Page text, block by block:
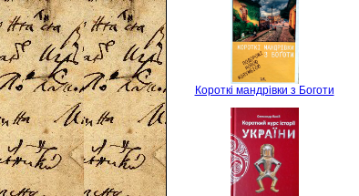
Короткі мандрівки з Боготи